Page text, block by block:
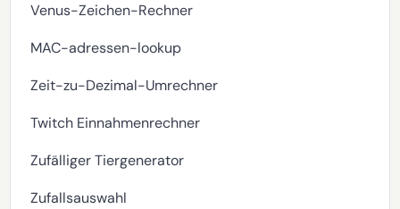
Venus-Zeichen-Rechner
MAC-adressen-lookup
Zeit-zu-Dezimal-Umrechner
Twitch Einnahmenrechner
Zufälliger Tiergenerator
Zufallsauswahl